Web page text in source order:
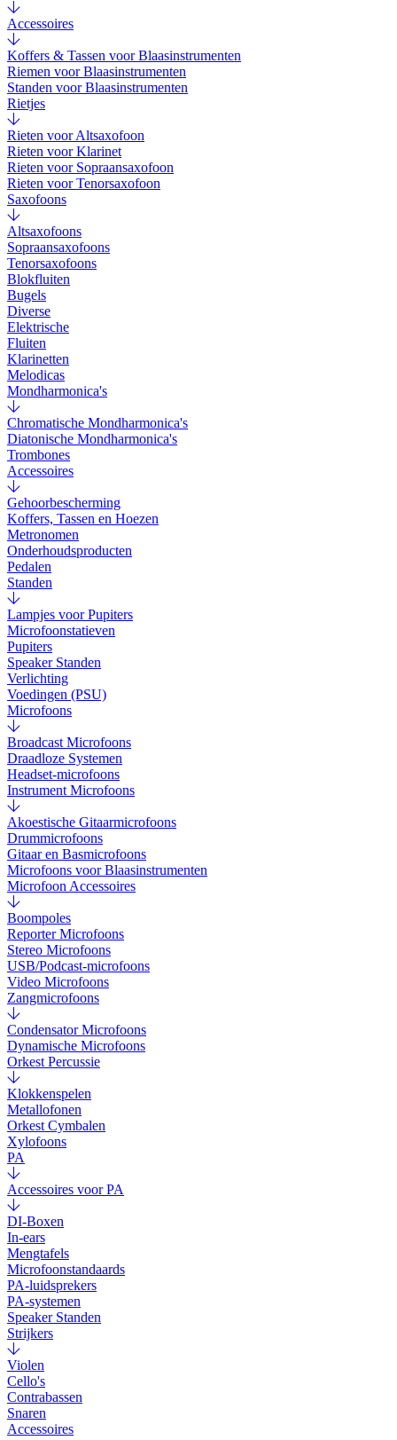
Accessoires
Koffers & Tassen voor Blaasinstrumenten
Riemen voor Blaasinstrumenten
Standen voor Blaasinstrumenten
Rietjes
Rieten voor Altsaxofoon
Rieten voor Klarinet
Rieten voor Sopraansaxofoon
Rieten voor Tenorsaxofoon
Saxofoons
Altsaxofoons
Sopraansaxofoons
Tenorsaxofoons
Blokfluiten
Bugels
Diverse
Elektrische
Fluiten
Klarinetten
Melodicas
Mondharmonica's
Chromatische Mondharmonica's
Diatonische Mondharmonica's
Trombones
Accessoires
Gehoorbescherming
Koffers, Tassen en Hoezen
Metronomen
Onderhoudsproducten
Pedalen
Standen
Lampjes voor Pupiters
Microfoonstatieven
Pupiters
Speaker Standen
Verlichting
Voedingen (PSU)
Microfoons
Broadcast Microfoons
Draadloze Systemen
Headset-microfoons
Instrument Microfoons
Akoestische Gitaarmicrofoons
Drummicrofoons
Gitaar en Basmicrofoons
Microfoons voor Blaasinstrumenten
Microfoon Accessoires
Boompoles
Reporter Microfoons
Stereo Microfoons
USB/Podcast-microfoons
Video Microfoons
Zangmicrofoons
Condensator Microfoons
Dynamische Microfoons
Orkest Percussie
Klokkenspelen
Metallofonen
Orkest Cymbalen
Xylofoons
PA
Accessoires voor PA
DI-Boxen
In-ears
Mengtafels
Microfoonstandaards
PA-luidsprekers
PA-systemen
Speaker Standen
Strijkers
Violen
Cello's
Contrabassen
Snaren
Accessoires